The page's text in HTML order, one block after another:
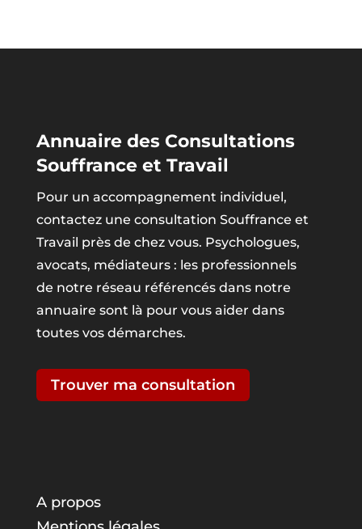
Annuaire des Consultations
Souffrance et Travail
Pour un accompagnement individuel,
contactez une consultation Souffrance et
Travail près de chez vous. Psychologues,
avocats, médiateurs : les professionnels
de notre réseau référencés dans notre
annuaire sont là pour vous aider dans
toutes vos démarches.
Trouver ma consultation
A propos